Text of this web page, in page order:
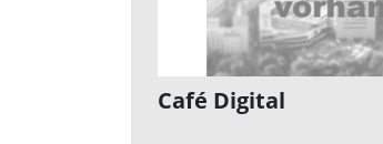
Café Digital